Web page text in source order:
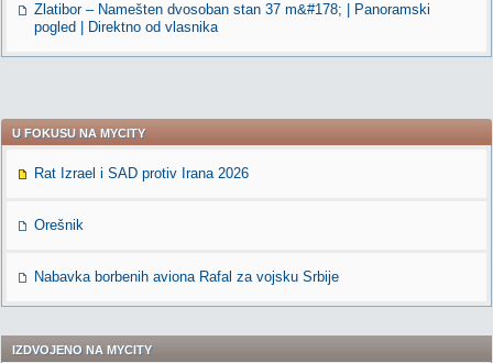
Zlatibor – Namešten dvosoban stan 37 m&#178; | Panoramski
pogled | Direktno od vlasnika
U FOKUSU NA MYCITY
Rat Izrael i SAD protiv Irana 2026
Orešnik
Nabavka borbenih aviona Rafal za vojsku Srbije
IZDVOJENO NA MYCITY